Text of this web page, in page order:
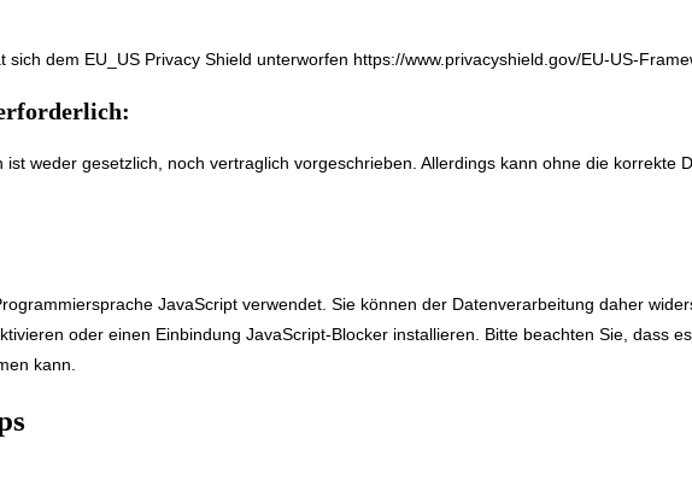
dem EU_US Privacy Shield unterworfen https://www.privacyshield.gov/EU-US-
weder gesetzlich, noch vertraglich vorgeschrieben. Allerdings kann ohne die korrekte
JavaScript verwendet. Sie können der Datenverarbeitung daher
oder einen Einbindung JavaScript-Blocker installieren. Bitte beachten Sie, dass
kann.